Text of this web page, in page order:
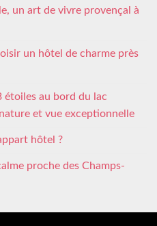
un art de vivre provençal à
un hôtel de charme près
étoiles au bord du lac
et vue exceptionnelle
hôtel ?
proche des Champs-